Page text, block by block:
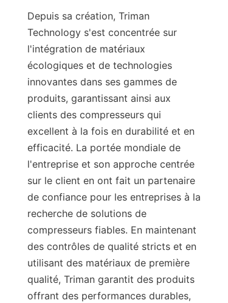
Depuis sa création, Triman
Technology s'est concentrée sur
l'intégration de matériaux
écologiques et de technologies
innovantes dans ses gammes de
produits, garantissant ainsi aux
clients des compresseurs qui
excellent à la fois en durabilité et en
efficacité. La portée mondiale de
l'entreprise et son approche centrée
sur le client en ont fait un partenaire
de confiance pour les entreprises à la
recherche de solutions de
compresseurs fiables. En maintenant
des contrôles de qualité stricts et en
utilisant des matériaux de première
qualité, Triman garantit des produits
offrant des performances durables,